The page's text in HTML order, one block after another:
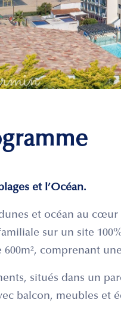
et l’Océan.
et océan au cœur
sur un site
600m², comprenant
situés dans un
balcon, meubles et